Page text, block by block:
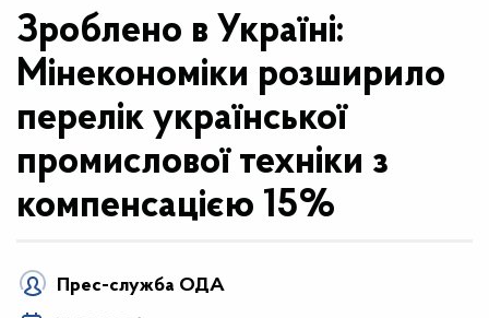
Зроблено в Україні:
Мінекономіки розширило
перелік української
промислової техніки з
компенсацією 15%
Прес-служба ОДА